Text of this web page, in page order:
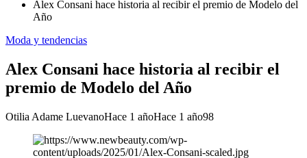
Alex Consani hace historia al recibir el premio de Modelo del
Año
Moda y tendencias
Alex Consani hace historia al recibir el
premio de Modelo del Año
Otilia Adame LuevanoHace 1 añoHace 1 año98